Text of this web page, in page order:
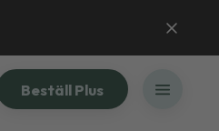
Beställ Plus